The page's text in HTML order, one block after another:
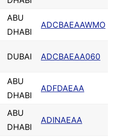
ABU
DHABI
ADCBAEAAWMO
DUBAI ADCBAEAA060
ABU
DHABI
ADFDAEAA
ABU
DHABI
ADINAEAA